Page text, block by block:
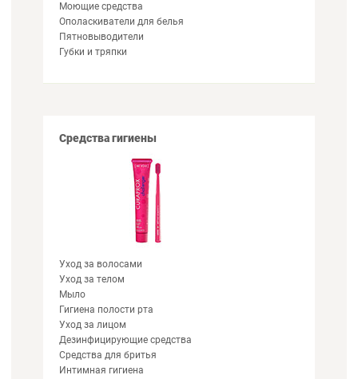
Моющие средства
Ополаскиватели для белья
Пятновыводители
Губки и тряпки
Средства гигиены
Уход за волосами
Уход за телом
Мыло
Гигиена полости рта
Уход за лицом
Дезинфицирующие средства
Средства для бритья
Интимная гигиена